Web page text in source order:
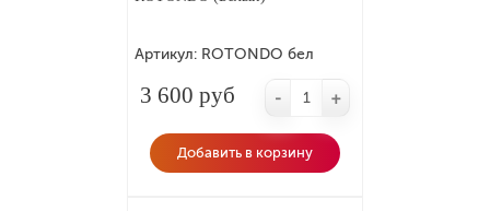
Артикул: ROTONDO бел
3 600 руб - +
Добавить в корзину